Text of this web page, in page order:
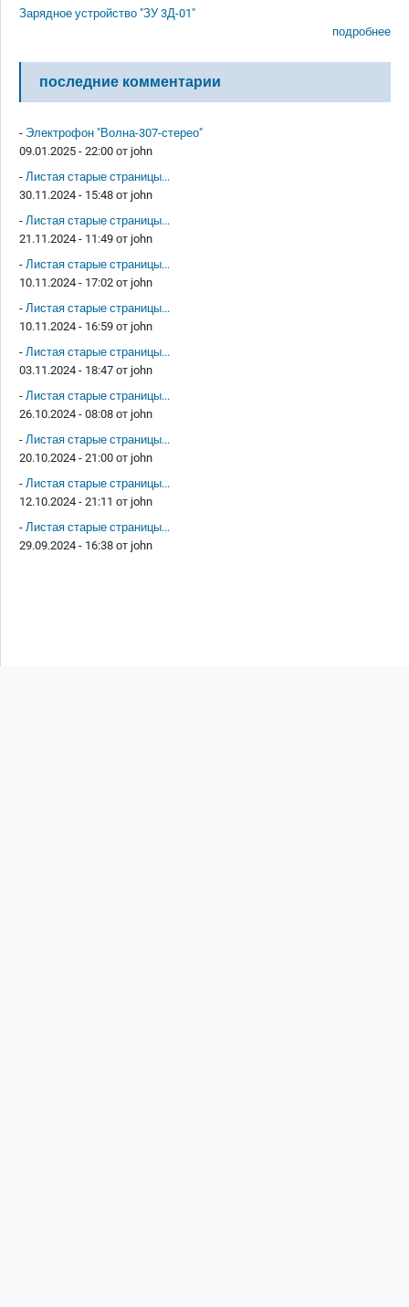
Зарядное устройство "ЗУ 3Д-01"
подробнее
последние комментарии
- Электрофон "Волна-307-стерео"
09.01.2025 - 22:00 от john
- Листая старые страницы...
30.11.2024 - 15:48 от john
- Листая старые страницы...
21.11.2024 - 11:49 от john
- Листая старые страницы...
10.11.2024 - 17:02 от john
- Листая старые страницы...
10.11.2024 - 16:59 от john
- Листая старые страницы...
03.11.2024 - 18:47 от john
- Листая старые страницы...
26.10.2024 - 08:08 от john
- Листая старые страницы...
20.10.2024 - 21:00 от john
- Листая старые страницы...
12.10.2024 - 21:11 от john
- Листая старые страницы...
29.09.2024 - 16:38 от john